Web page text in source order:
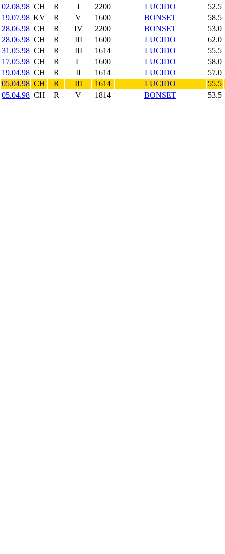
02.08.98 CH R I 2200 LUCIDO
52.5
19.07.98 KV R V 1600 BONSET
58.5
28.06.98 CH R IV 2200 BONSET
53.0
28.06.98 CH R III 1600 LUCIDO
62.0
31.05.98 CH R III 1614 LUCIDO
55.5
17.05.98 CH R L 1600 LUCIDO
58.0
19.04.98 CH R II 1614 LUCIDO
57.0
05.04.98 CH R III 1614 LUCIDO
55.5
05.04.98 CH R V 1814 BONSET 53.5